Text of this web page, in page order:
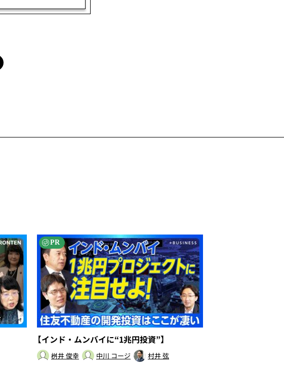
PR
【インド・ムンバイに“1兆円投資”】
桝井 俊幸 中川 コージ 村井 弦